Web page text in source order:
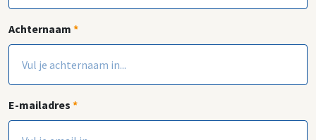
Achternaam *
E-mailadres *